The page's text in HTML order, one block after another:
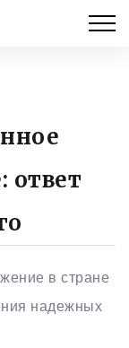
ответ
в стране
надежных